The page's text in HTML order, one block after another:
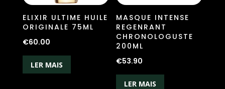
ELIXIR ULTIME HUILE
ORIGINALE 75ML
€60.00
LER MAIS
MASQUE INTENSE
REGENRANT
CHRONOLOGUSTE
200ML
€53.90
LER MAIS